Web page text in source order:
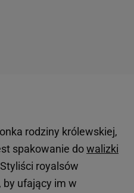
rodziny królewskiej,
spakowanie dowalizki
royalsów
by ufający im w